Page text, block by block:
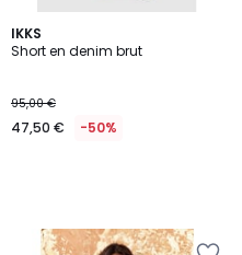
IKKS
Short en denim brut
95,00 €
47,50 € -50%